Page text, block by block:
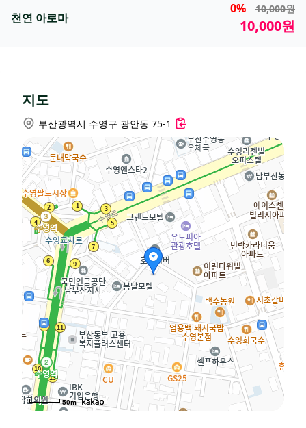
천연 아로마
0% 10,000원
10,000원
지도
부산광역시 수영구 광안동 75-1
50m